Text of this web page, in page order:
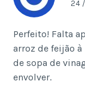
24
Perfeito! Falta
arroz de feijão
de sopa de
envolver.